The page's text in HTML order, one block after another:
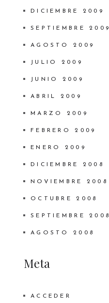
DICIEMBRE 2009
SEPTIEMBRE 2009
AGOSTO 2009
JULIO 2009
JUNIO 2009
ABRIL 2009
MARZO 2009
FEBRERO 2009
ENERO 2009
DICIEMBRE 2008
NOVIEMBRE 2008
OCTUBRE 2008
SEPTIEMBRE 2008
AGOSTO 2008
Meta
ACCEDER